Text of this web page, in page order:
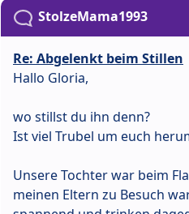
StolzeMama1993
Re: Abgelenkt beim Stillen
Hallo Gloria,
wo stillst du ihn denn?
Ist viel Trubel um euch
Unsere Tochter war beim
meinen Eltern zu Besuch